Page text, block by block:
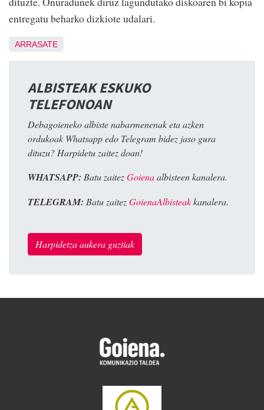
entregatu beharko dizkiote udalari.
ARRASATE
ALBISTEAK ESKUKO
TELEFONOAN
Debagoieneko albiste nabarmenenak eta azken
ordukoak Whatsapp edo Telegram bidez jaso gura
dituzu? Harpidetu zaitez doan!
WHATSAPP: Batu zaitezGoienaalbisteen kanalera.
TELEGRAM: Batu zaitezGoienaAlbisteakkanalera.
Harpidetza aukera guztiak